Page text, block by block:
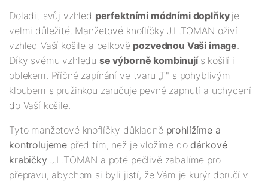
Doladit svůj vzhled perfektními módními doplňky je
velmi důležité. Manžetové knoflíčky J.L.TOMAN oživí
vzhled Vaší košile a celkově pozvednou Vaši image.
Díky svému vzhledu se výborně kombinují s košilí i
oblekem. Příčné zapínání ve tvaru „T" s pohyblivým
kloubem s pružinkou zaručuje pevné zapnutí a uchycení
do Vaší košile.
Tyto manžetové knoflíčky důkladně prohlížíme a
kontrolujeme před tím, než je vložíme do dárkové
krabičkyJ.L.TOMAN a poté pečlivě zabalíme pro
přepravu, abychom si byli jistí, že Vám je kurýr doručí v